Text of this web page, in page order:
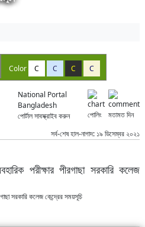
Color C C C C
National Portal
Bangladesh
পোর্টাল সাবস্ক্রাইব করুন
পোলিং
মতামত দিন
সর্ব-শেষ হাল-নাগাদ: ১৯ ডিসেম্বর ২০২১
পরীক্ষার পীরগাছা সরকারি কলেজ
সরকারি কলেজ কেন্দ্রের সময়সূচি